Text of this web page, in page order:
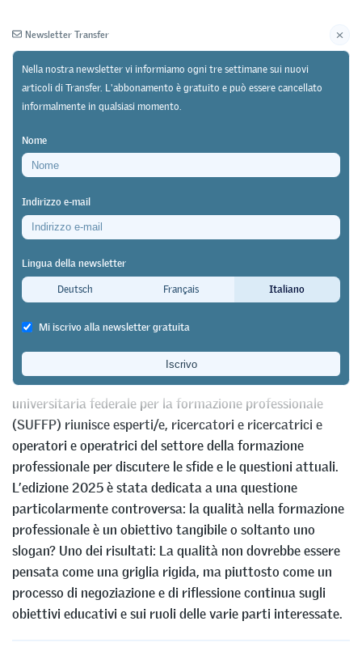
Newsletter Archivio
12/05/25
Workshop della SUFFP sulle sfide della formazione
Qualità! Obiettivo o slogan per la
formazione professionale?
Matilde Wenger,Thomas Ruoss&Lorenzo Bonoli
Ogni anno, il Winter Workshop organizzato dalla Scuola
universitaria federale per la formazione professionale
(SUFFP) riunisce esperti/e, ricercatori e ricercatrici e
operatori e operatrici del settore della formazione
professionale per discutere le sfide e le questioni attuali.
L’edizione 2025 è stata dedicata a una questione
particolarmente controversa: la qualità nella formazione
professionale è un obiettivo tangibile o soltanto uno
slogan? Uno dei risultati: La qualità non dovrebbe essere
pensata come una griglia rigida, ma piuttosto come un
processo di negoziazione e di riflessione continua sugli
obiettivi educativi e sui ruoli delle varie parti interessate.
Newsletter Transfer
Nella nostra newsletter vi informiamo ogni tre settimane sui nuovi
articoli di Transfer. L'abbonamento è gratuito e può essere cancellato
informalmente in qualsiasi momento.
Nome
Indirizzo e-mail
Lingua della newsletter
Deutsch
Français Italiano
Mi iscrivo alla newsletter gratuita